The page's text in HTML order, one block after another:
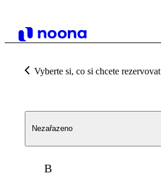
Vyberte si, co si chcete rezervovat
Nezařazeno
B